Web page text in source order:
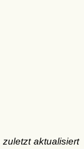
zuletzt aktualisiert